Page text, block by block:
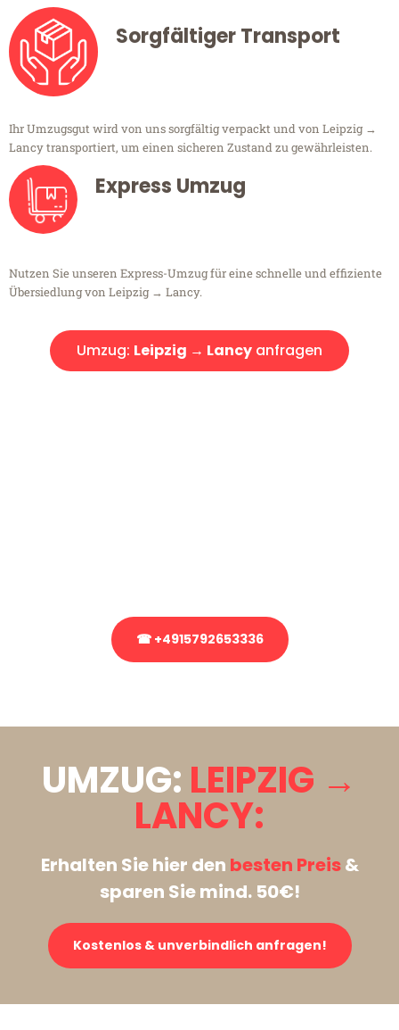
Sorgfältiger Transport
Ihr Umzugsgut wird von uns sorgfältig verpackt und von Leipzig →
Lancy transportiert, um einen sicheren Zustand zu gewährleisten.
Express Umzug
Nutzen Sie unseren Express-Umzug für eine schnelle und effiziente
Übersiedlung von Leipzig → Lancy.
Umzug: Leipzig → Lancy anfragen
☎ +4915792653336
UMZUG: LEIPZIG →
LANCY:
Erhalten Sie hier den besten Preis&
sparen Sie mind. 50€!
Kostenlos & unverbindlich anfragen!